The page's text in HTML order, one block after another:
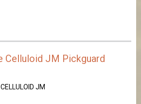
Celluloid JM Pickguard
JM